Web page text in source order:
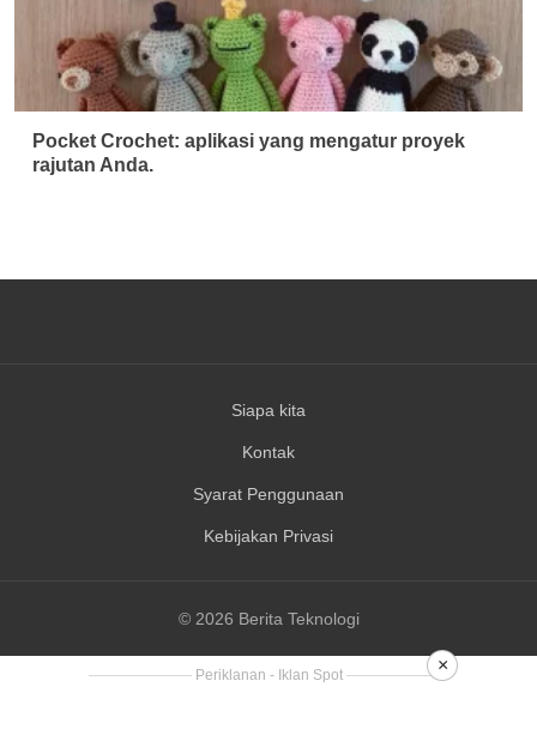
Pocket Crochet: aplikasi yang mengatur proyek
rajutan Anda.
Siapa kita
Kontak
Syarat Penggunaan
Kebijakan Privasi
© 2026 Berita Teknologi
Periklanan - Iklan Spot ×